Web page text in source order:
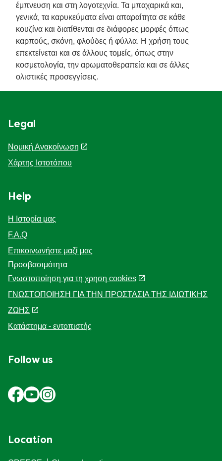
έμπνευση και στη λογοτεχνία. Τα μπαχαρικά και,
γενικά, τα καρυκεύματα είναι απαραίτητα σε κάθε
κουζίνα και διατίθενται σε διάφορες μορφές όπως
καρπούς, σκόνη, φλούδες ή φύλλα. Η χρήση τους
επεκτείνεται και σε άλλους τομείς, όπως στην
κοσμετολογία, την αρωματοθεραπεία και σε άλλες
ολιστικές προσεγγίσεις.
Legal
Νομική Ανακοίνωση
Χάρτης Ιστοτόπου
Help
Η Ιστορία μας
F.A.Q
Επικοινωνήστε μαζί μας
Προσβασιμότητα
Γνωστοποίηση για τη χρηση cookies
ΓΝΩΣΤΟΠΟΙΗΣΗ ΓΙΑ ΤΗΝ ΠΡΟΣΤΑΣΙΑ ΤΗΣ ΙΔΙΩΤΙΚΗΣ
ΖΩΗΣ
Κατάστημα - εντοπιστής
Follow us
Location